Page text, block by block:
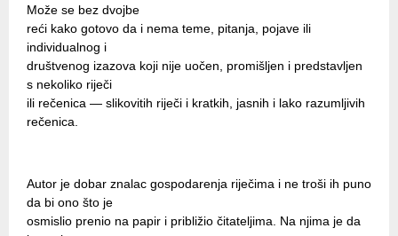
Može se bez dvojbe
reći kako gotovo da i nema teme, pitanja, pojave ili
individualnog i
društvenog izazova koji nije uočen, promišljen i predstavljen
s nekoliko riječi
ili rečenica — slikovitih riječi i kratkih, jasnih i lako razumljivih
rečenica.
Autor je dobar znalac gospodarenja riječima i ne troši ih puno
da bi ono što je
osmislio prenio na papir i približio čitateljima. Na njima je da